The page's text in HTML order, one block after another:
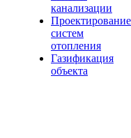
канализации
Проектирование
систем
отопления
Газификация
объекта